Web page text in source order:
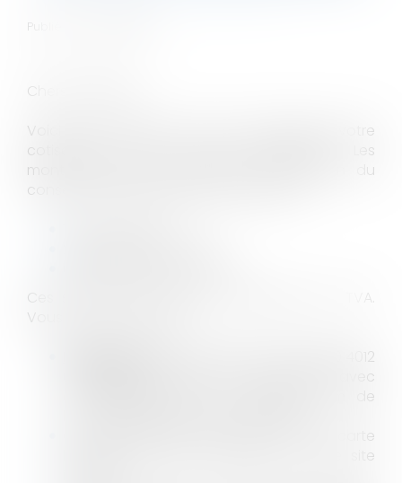
Publié le :
Chers confrères,
Voici venu le moment de vous acquitter de votre
cotisation 2022 à notre association. Les
montants sont inchangés, selon décision du
conseil d'administration du 29 juin 2022 :
Ces sommes ne sont pas soumises à la TVA.
Vous pouvez les régler :
par virement IBAN : FR76 3000 4012
6500 0100 2889 493 - BIC : BNPA FRPP avec
en référence nom du cabinet, nom de
Ou par paiement en ligne, avec la carte
bancaire de votre cabinet, sur notre site